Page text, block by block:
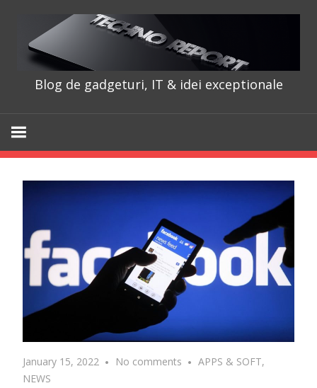
content
Blog de gadgeturi, IT & idei exceptionale
January 15, 2022 No comments APPS & SOFT,
NEWS